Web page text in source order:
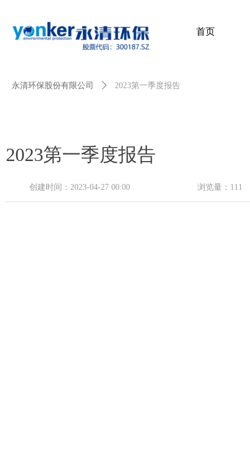
首页
2023第一季度报告
创建时间： 2023-04-27 00:00 浏览量： 111
永清环保股份有限公司 ꄲ 2023第一季度报告